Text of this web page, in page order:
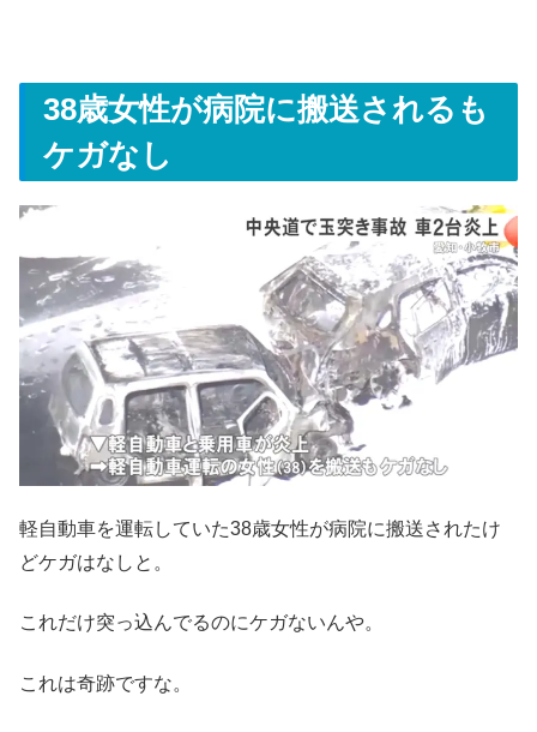
38歳女性が病院に搬送されるも
ケガなし
軽自動車を運転していた38歳女性が病院に搬送されたけ
どケガはなしと。
これだけ突っ込んでるのにケガないんや。
これは奇跡ですな。